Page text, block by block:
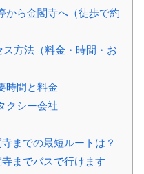
から金閣寺へ（徒歩で約
方法（料金・時間・お
時間と料金
クシー会社
までの最短ルートは？
までバスで行けます